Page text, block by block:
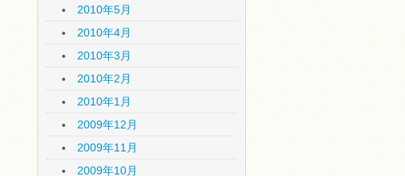
2010年5月
2010年4月
2010年3月
2010年2月
2010年1月
2009年12月
2009年11月
2009年10月